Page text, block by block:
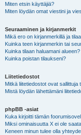
Miten etsin käyttäjiä?
Miten löydän omat viestini ja
Seuraaminen ja kirjanmerkit
Mikä ero on kirjanmerkillä ja
Kuinka teen kirjanmerkin tai
Kuinka tilaan haluamani alueen?
Kuinka poistan tilaukseni?
Liitetiedostot
Mitkä liitetiedostot ovat sallittuja
Mistä löydän lähettämäni
phpBB -asiat
Kuka kirjoitti tämän
Miksi ominaisuutta X ei ole
Keneen minun tulee olla